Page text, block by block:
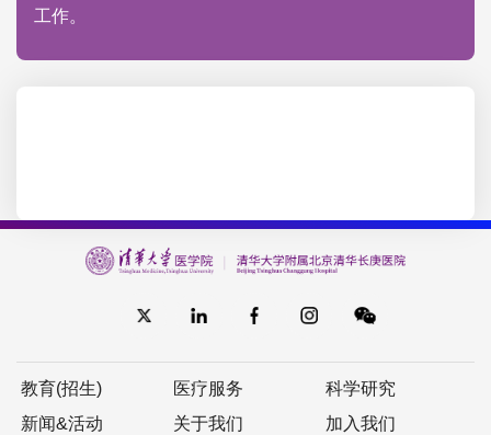
工作。
教育(招生) 医疗服务
科学研究
新闻&活动
关于我们 加入我们